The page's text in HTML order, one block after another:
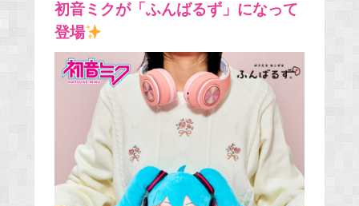
初音ミクが「ふんばるず」になって
登場